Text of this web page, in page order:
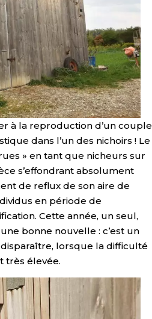
à la reproduction d’un couple
dans l’un des nichoirs ! Le
» en tant que nicheurs sur
s’effondrant absolument
de reflux de son aire de
en période de
Cette année, un seul,
bonne nouvelle : c’est un
lorsque la difficulté
très élevée.